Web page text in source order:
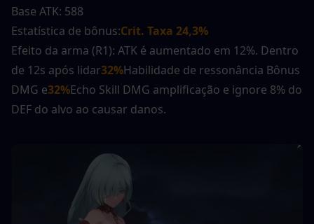
Base ATK: 588
Estatística de bônus:Crit. Taxa 24,3%
Efeito da arma (R1): ATK é aumentado em 12%. Dentro
de 12s após lidar32%Habilidade de ressonância Bônus
DMG e32%Echo Skill DMG amplificação e ignore 8% do
DEF do alvo ao causar danos.